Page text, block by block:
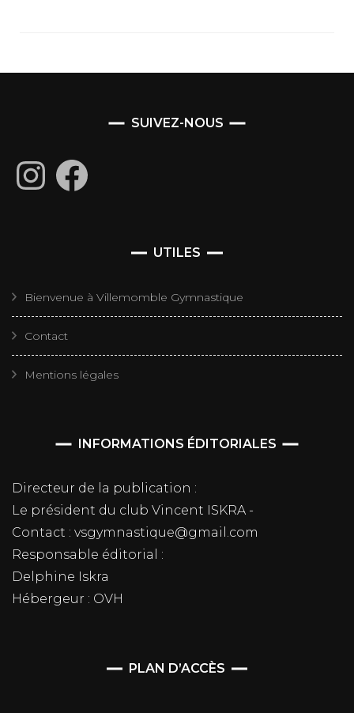
SUIVEZ-NOUS
InstagramFacebook
UTILES
Bienvenue à Villemomble Gymnastique
Contact
Mentions légales
INFORMATIONS ÉDITORIALES
Directeur de la publication :
Le président du club Vincent ISKRA -
Contact : vsgymnastique@gmail.com
Responsable éditorial :
Delphine Iskra
Hébergeur : OVH
PLAN D’ACCÈS